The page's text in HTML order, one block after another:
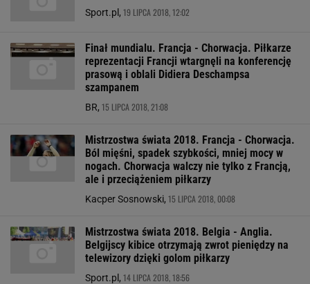
Sport.pl, 19 LIPCA 2018, 12:02
Finał mundialu. Francja - Chorwacja. Piłkarze
reprezentacji Francji wtargnęli na konferencję
prasową i oblali Didiera Deschampsa
szampanem
BR, 15 LIPCA 2018, 21:08
Mistrzostwa świata 2018. Francja - Chorwacja.
Ból mięśni, spadek szybkości, mniej mocy w
nogach. Chorwacja walczy nie tylko z Francją,
ale i przeciążeniem piłkarzy
Kacper Sosnowski, 15 LIPCA 2018, 00:08
Mistrzostwa świata 2018. Belgia - Anglia.
Belgijscy kibice otrzymają zwrot pieniędzy na
telewizory dzięki golom piłkarzy
Sport.pl, 14 LIPCA 2018, 18:56